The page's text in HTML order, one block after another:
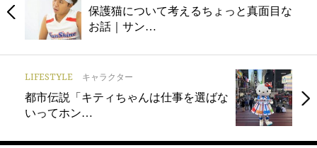
保護猫について考えるちょっと真面目な
お話｜サン…
LIFESTYLE キャラクター
都市伝説「キティちゃんは仕事を選ばな
いってホン…